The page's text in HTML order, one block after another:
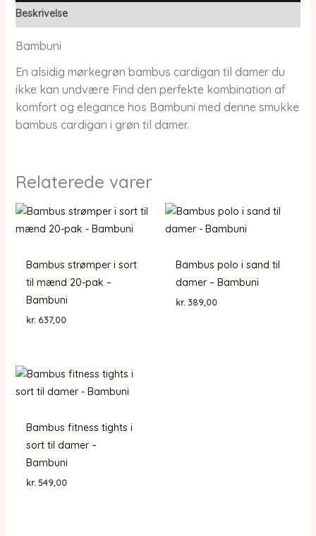
Beskrivelse
Bambuni
En alsidig mørkegrøn bambus cardigan til damer du
ikke kan undvære Find den perfekte kombination af
komfort og elegance hos Bambuni med denne smukke
bambus cardigan i grøn til damer.
Relaterede varer
Bambus strømper i sort
til mænd 20-pak –
Bambuni
kr.637,00
Bambus polo i sand til
damer – Bambuni
kr.389,00
Bambus fitness tights i
sort til damer –
Bambuni
kr. 549,00